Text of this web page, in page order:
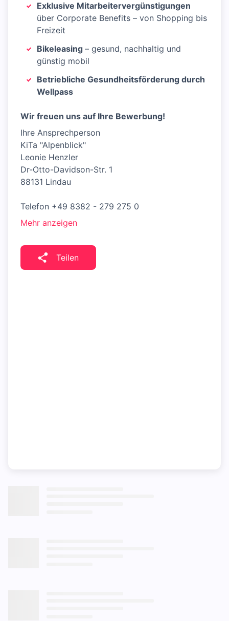
Exklusive Mitarbeitervergünstigungen
über Corporate Benefits – von Shopping bis
Freizeit
Bikeleasing – gesund, nachhaltig und
günstig mobil
Betriebliche Gesundheitsförderung durch
Wellpass
Wir freuen uns auf Ihre Bewerbung!
Ihre Ansprechperson
KiTa "Alpenblick"
Leonie Henzler
Dr-Otto-Davidson-Str. 1
88131 Lindau
Telefon +49 8382 - 279 275 0
Mehr anzeigen
Teilen